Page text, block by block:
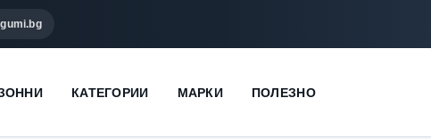
КАТЕГОРИИ МАРКИ ПОЛЕЗНО